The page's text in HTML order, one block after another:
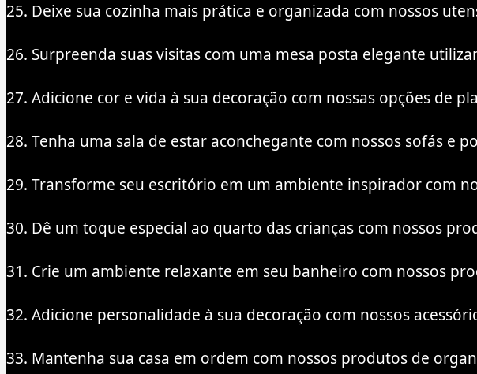
25. Deixe sua cozinha mais prática e organizada com nossos
26. Surpreenda suas visitas com uma mesa posta elegante
27. Adicione cor e vida à sua decoração com nossas opções de
28. Tenha uma sala de estar aconchegante com nossos sofás e
29. Transforme seu escritório em um ambiente inspirador com
30. Dê um toque especial ao quarto das crianças com nossos
31. Crie um ambiente relaxante em seu banheiro com nossos
32. Adicione personalidade à sua decoração com nossos
33. Mantenha sua casa em ordem com nossos produtos de